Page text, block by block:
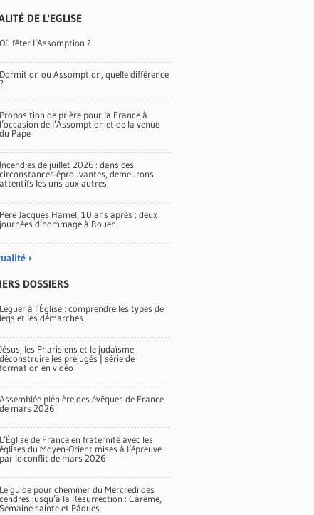
DE L'EGLISE
Où fêter l’Assomption ?
Dormition ou Assomption, quelle différence
?
Proposition de prière pour la France à
l’occasion de l’Assomption et de la venue
du Pape
Incendies de juillet 2026 : dans ces
circonstances éprouvantes, demeurons
attentifs les uns aux autres
Père Jacques Hamel, 10 ans après : deux
journées d’hommage à Rouen
DOSSIERS
Léguer à l’Église : comprendre les types de
legs et les démarches
Jésus, les Pharisiens et le judaïsme :
déconstruire les préjugés | série de
formation en vidéo
Assemblée plénière des évêques de France
de mars 2026
L’Église de France en fraternité avec les
églises du Moyen-Orient mises à l’épreuve
par le conflit de mars 2026
Le guide pour cheminer du Mercredi des
cendres jusqu’à la Résurrection : Carême,
Semaine sainte et Pâques